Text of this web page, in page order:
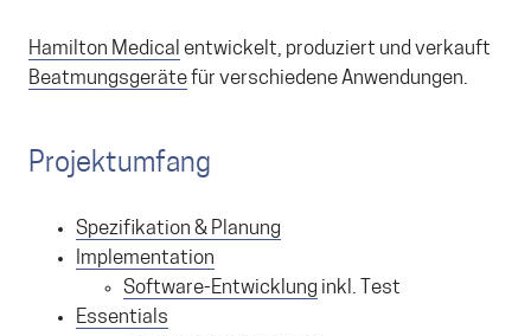
Hamilton Medical entwickelt, produziert und verkauft
Beatmungsgerätefür verschiedene Anwendungen.
Projektumfang
Spezifikation & Planung
Implementation
Software-Entwicklung inkl. Test
Essentials